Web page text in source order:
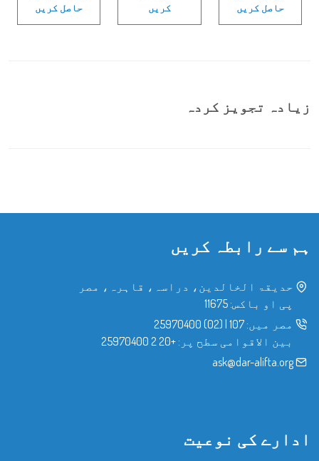
حاصل کریں
کریں
حاصل کریں
زیادہ تجویز کردہ
ہم سے رابطہ کریں
حدیقۃ الخالدین، دراسہ، قاہرہ، مصر
پی او باکس: 11675
مصر میں: 107
|
(02) 25970400
بین الاقوامی سطح پر: +20 2 25970400
ask@dar-alifta.org
ادارے کی نوعیت